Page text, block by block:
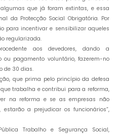
que já foram extintas, e essa
da Protecção Social Obrigatória. Por
para incentivar e sensibilizar aqueles
regularizada.
aos devedores, dando a
pagamento voluntário, fazerem-no
de 30 dias.
que prima pelo princípio da defesa
trabalha e contribui para a reforma,
na reforma e se as empresas não
a prejudicar os funcionários”,
Trabalho e Segurança Social,